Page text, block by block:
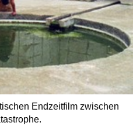
Endzeitfilm zwischen